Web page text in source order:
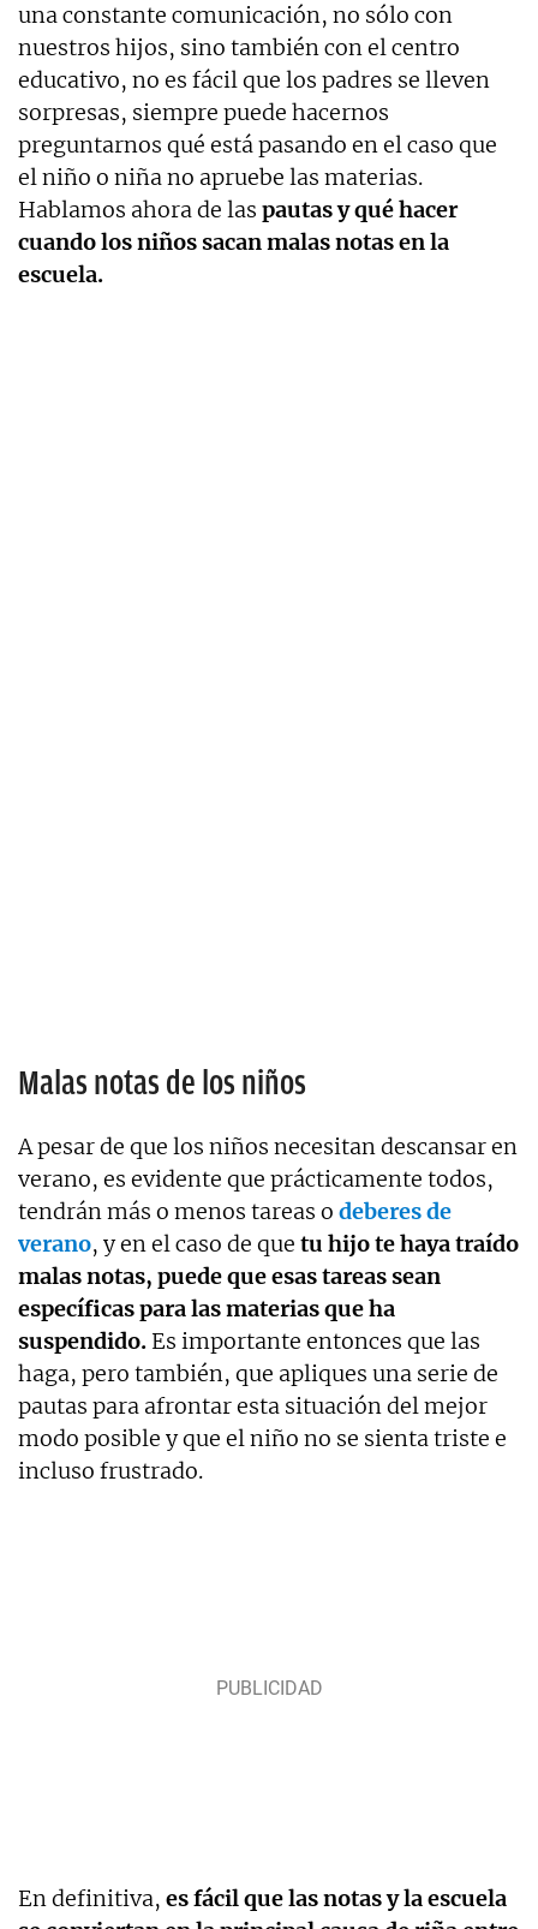
una constante comunicación, no sólo con
nuestros hijos, sino también con el centro
educativo, no es fácil que los padres se lleven
sorpresas, siempre puede hacernos
preguntarnos qué está pasando en el caso que
el niño o niña no apruebe las materias.
Hablamos ahora de las pautas y qué hacer
cuando los niños sacan malas notas en la
escuela.
Malas notas de los niños
A pesar de que los niños necesitan descansar en
verano, es evidente que prácticamente todos,
tendrán más o menos tareas o deberes de
verano, y en el caso de que tu hijo te haya traído
malas notas, puede que esas tareas sean
específicas para las materias que ha
suspendido. Es importante entonces que las
haga, pero también, que apliques una serie de
pautas para afrontar esta situación del mejor
modo posible y que el niño no se sienta triste e
incluso frustrado.
En definitiva, es fácil que las notas y la escuela